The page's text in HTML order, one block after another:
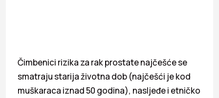
Čimbenici rizika za rak prostate najčešće se
smatraju starija životna dob (najčešći je kod
muškaraca iznad 50 godina), nasljeđe i etničko